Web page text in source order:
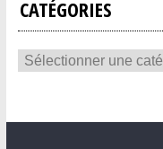
CATÉGORIES